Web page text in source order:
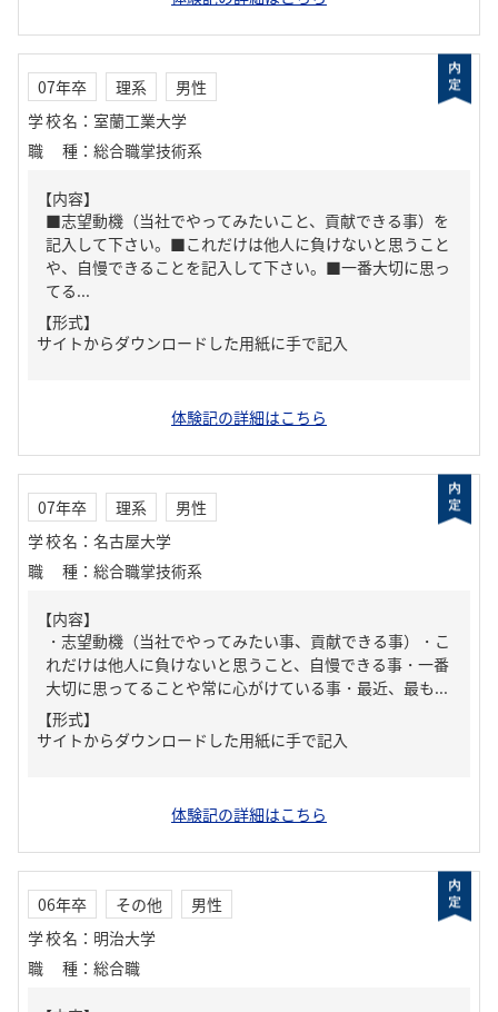
07年卒 理系
男性
学校名 ： 室蘭工業大学
職種 ： 総合職掌技術系
【内容】
■志望動機（当社でやってみたいこと、貢献できる事）を
記入して下さい。■これだけは他人に負けないと思うこと
や、自慢できることを記入して下さい。■一番大切に思っ
てる...
【形式】
サイトからダウンロードした用紙に手で記入
体験記の詳細はこちら
07年卒 理系
男性
学校名 ： 名古屋大学
職種 ： 総合職掌技術系
【内容】
・志望動機（当社でやってみたい事、貢献できる事）・こ
れだけは他人に負けないと思うこと、自慢できる事・一番
大切に思ってることや常に心がけている事・最近、最も...
【形式】
サイトからダウンロードした用紙に手で記入
体験記の詳細はこちら
06年卒 その他
男性
学校名 ： 明治大学
職種 ： 総合職